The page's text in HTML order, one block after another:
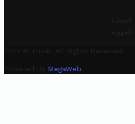
2025 © Trovit. All Rights Reserved.
Powered By MegaWeb